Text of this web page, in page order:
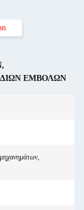
,
ΕΜΒΟΛΩΝ